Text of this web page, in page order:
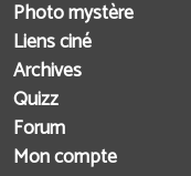
Photo mystère
Liens ciné
Archives
Quizz
Forum
Mon compte